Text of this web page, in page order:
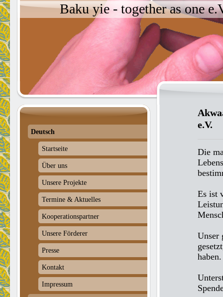
Baku yie - together as one
e.V.
Die
Es ist
Unser
haben.
Deutsch
Startseite
Über uns
Unsere Projekte
Termine & Aktuelles
Kooperationspartner
Unsere Förderer
Presse
Kontakt
Impressum